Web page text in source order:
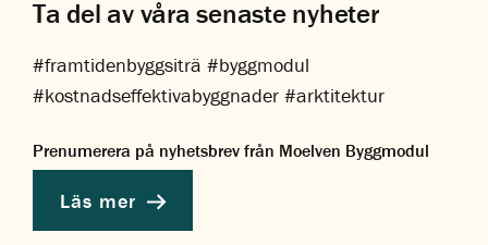
Ta del av våra senaste nyheter
#framtidenbyggsiträ #byggmodul
#kostnadseffektivabyggnader #arktitektur
Prenumerera på nyhetsbrev från Moelven Byggmodul
Läs mer